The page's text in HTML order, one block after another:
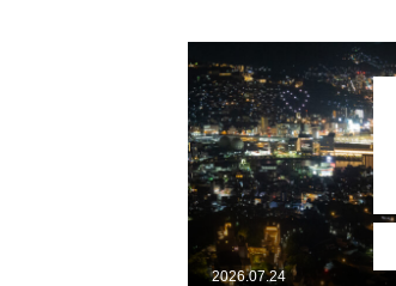
2026.07.24